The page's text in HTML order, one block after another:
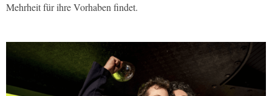
Mehrheit für ihre Vorhaben findet.